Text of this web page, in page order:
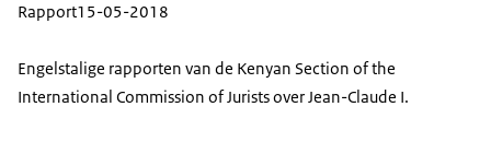
Rapport15-05-2018
Engelstalige rapporten van de Kenyan Section of the
International Commission of Jurists over Jean-Claude I.